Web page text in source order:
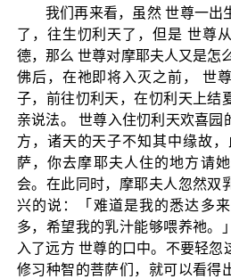
我们再来看，虽然 世尊一出
了，往生忉利天了，但是 世尊
德，那么 世尊对摩耶夫人又是怎
佛后，在祂即将入灭之前， 世
子，前往忉利天，在忉利天上结
亲说法。 世尊入住忉利天欢喜园
方，诸天的天子不知其中缘故
萨，你去摩耶夫人住的地方请
会。在此同时，摩耶夫人忽然双
兴的说：「难道是我的悉达多
多，希望我的乳汁能够喂养祂。
入了远方 世尊的口中。不要轻忽
修习种智的菩萨们，就可以看得